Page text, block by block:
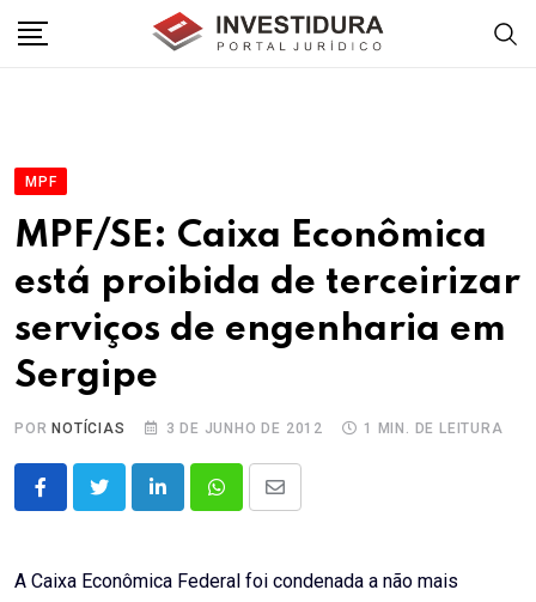
MPF
MPF/SE: Caixa Econômica
está proibida de terceirizar
serviços de engenharia em
Sergipe
POR NOTÍCIAS 3 DE JUNHO DE 2012 1 MIN. DE LEITURA
LinkedInWhatsappShare
Email
A Caixa Econômica Federal foi condenada a não mais